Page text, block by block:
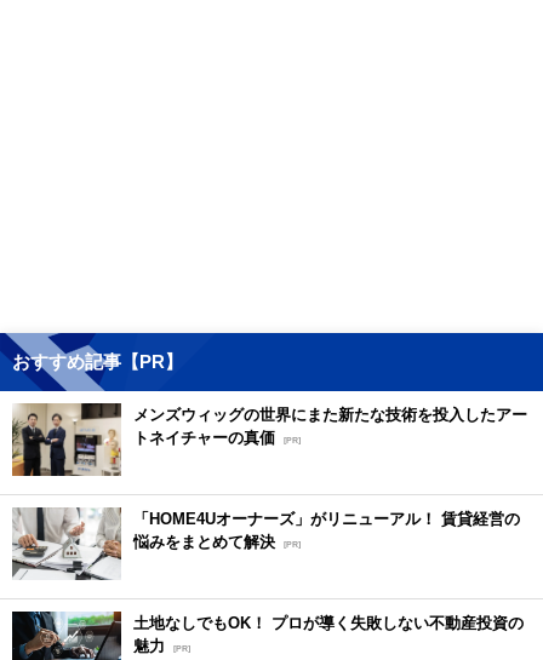
おすすめ記事【PR】
メンズウィッグの世界にまた新たな技術を投入したアー
トネイチャーの真価
[PR]
「HOME4Uオーナーズ」がリニューアル！ 賃貸経営の
悩みをまとめて解決 [PR]
土地なしでもOK！ プロが導く失敗しない不動産投資の
魅力
[PR]